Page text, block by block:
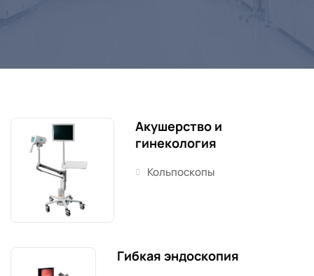
Акушерство и
гинекология
Кольпоскопы
Гибкая эндоскопия